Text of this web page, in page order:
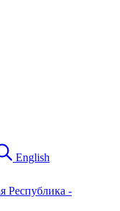
English
Республика -